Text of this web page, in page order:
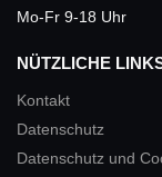
Mo-Fr 9-18 Uhr
NÜTZLICHE
Kontakt
Datenschutz
Datenschutz und